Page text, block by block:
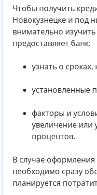
Чтобы получить
Новокузнецке и под
внимательно
предоставляет банк:
узнать о
установленные
факторы и
увеличение
процентов.
В случае
необходимо сразу
планируется